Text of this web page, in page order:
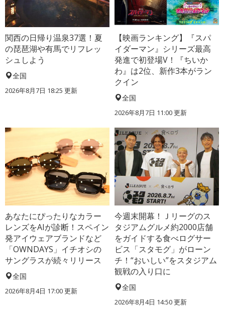
関西の日帰り温泉37選！夏
の琵琶湖や有馬でリフレッ
シュしよう
全国
2026年8月7日 18:25 更新
【映画ランキング】『スパ
イダーマン』シリーズ最高
発進で初登場V！『ちいか
わ』は2位、新作3本がラン
クイン
全国
2026年8月7日 11:00更新
あなたにぴったりなカラー
レンズをAIが診断！スペイン
発アイウェアブランドなど
「OWNDAYS」イチオシの
サングラスが続々リリース
全国
2026年8月4日 17:00更新
今週末開幕！Ｊリーグのス
タジアムグルメ約2000店舗
をガイドする食べログサー
ビス「スタモグ」がローン
チ！“おいしい”をスタジアム
観戦の入り口に
全国
2026年8月4日 14:50更新